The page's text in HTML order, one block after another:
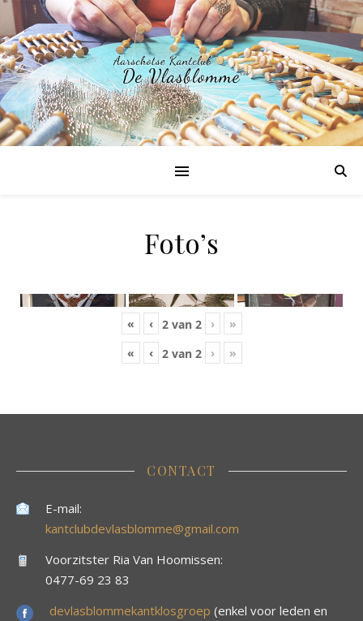
Foto’s
« ‹ 2van 2 ›
»
«
‹ 2van 2 › »
CONTACT
E-mail:
kantclubdevlasblomme@gmail.com
Voorzitster Ria Van Hoomissen:
0477-69 23 83
devlasblommekantklosgroep (enkel voor leden en